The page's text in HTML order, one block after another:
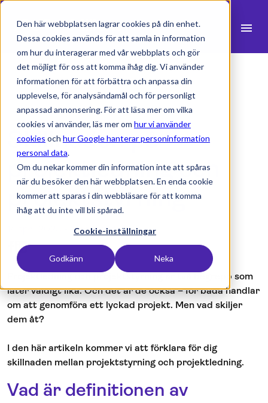
Den här webbplatsen lagrar cookies på din enhet.
Dessa cookies används för att samla in information
om hur du interagerar med vår webbplats och gör
det möjligt för oss att komma ihåg dig. Vi använder
informationen för att förbättra och anpassa din
upplevelse, för analysändamål och för personligt
anpassad annonsering. För att läsa mer om vilka
cookies vi använder, läs mer om hur vi använder
cookies och hur Google hanterar personinformation
personal data.
Om du nekar kommer din information inte att spåras
när du besöker den här webbplatsen. En enda cookie
kommer att sparas i din webbläsare för att komma
ihåg att du inte vill bli spårad.
Cookie-inställningar
Godkänn Neka
menu
Produkter
Branscher
Resurser
Integrationer
search
language
Svenska
English
Norsk
Logga in
Skillnaden på
projektledning och
projektstyrning
1 min lästid
Projektledning och projektstyrning är två begrepp som
låter väldigt lika. Och det är de också – för båda handlar
om att genomföra ett lyckad projekt. Men vad skiljer
dem åt?
I den här artikeln kommer vi att förklara för dig
skillnaden mellan projektstyrning och projektledning.
Vad är definitionen av